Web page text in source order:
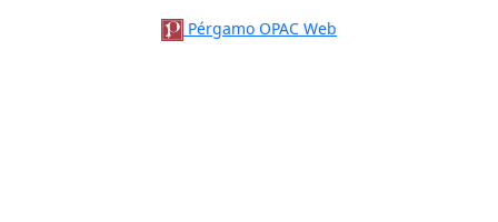
Pérgamo OPAC Web